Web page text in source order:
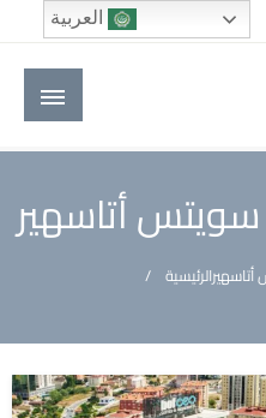
في العالم العربي
أتاسهير
الرئيسية
العربية